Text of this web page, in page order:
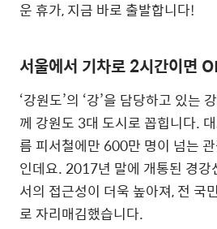
운 휴가, 지금 바로 출발합니다!
서울에서 기차로 2시간이면
‘강원도’의 ‘강’을 담당하고 있는
께 강원도 3대 도시로 꼽힙니다.
름 피서철에만 600만 명이 넘는
인데요. 2017년 말에 개통된 경강
서의 접근성이 더욱 높아져, 전 국
로 자리매김했습니다.